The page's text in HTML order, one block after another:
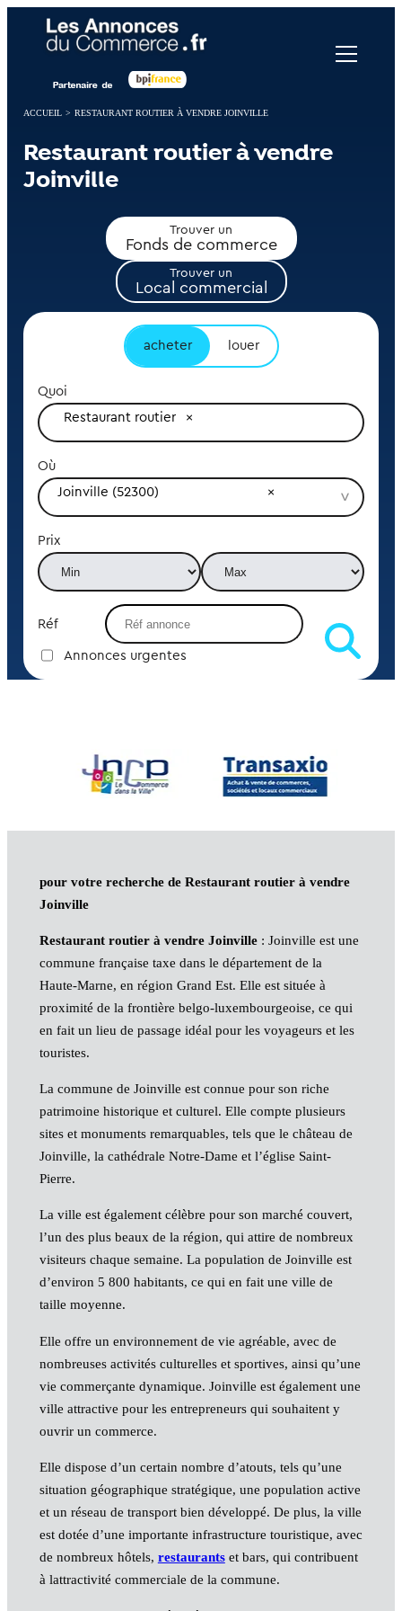
ACCUEIL > RESTAURANT ROUTIER À VENDRE JOINVILLE
Restaurant routier à vendre
Joinville
Trouver un
Fonds de commerce
Trouver un
Local commercial
acheter louer
Quoi
Restaurant routier
Où
Joinville (52300)
Prix
Réf
Annonces urgentes
pour votre recherche de Restaurant routier à vendre
Joinville
Restaurant routier à vendre Joinville: Joinville est une
commune française taxe dans le département de la
Haute-Marne, en région Grand Est. Elle est située à
proximité de la frontière belgo-luxembourgeoise, ce qui
en fait un lieu de passage idéal pour les voyageurs et les
touristes.
La commune de Joinville est connue pour son riche
patrimoine historique et culturel. Elle compte plusieurs
sites et monuments remarquables, tels que le château de
Joinville, la cathédrale Notre-Dame et l’église Saint-
Pierre.
La ville est également célèbre pour son marché couvert,
l’un des plus beaux de la région, qui attire de nombreux
visiteurs chaque semaine. La population de Joinville est
d’environ 5 800 habitants, ce qui en fait une ville de
taille moyenne.
Elle offre un environnement de vie agréable, avec de
nombreuses activités culturelles et sportives, ainsi qu’une
vie commerçante dynamique. Joinville est également une
ville attractive pour les entrepreneurs qui souhaitent y
ouvrir un commerce.
Elle dispose d’un certain nombre d’atouts, tels qu’une
situation géographique stratégique, une population active
et un réseau de transport bien développé. De plus, la ville
est dotée d’une importante infrastructure touristique, avec
de nombreux hôtels, restaurantset bars, qui contribuent
à lattractivité commerciale de la commune.
Panneau de gestion des cookies